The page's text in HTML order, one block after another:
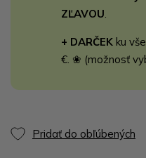
ZĽAVOU
+ DARČEK ku
€. ❀ (možnosť
Pridať do obľúbených